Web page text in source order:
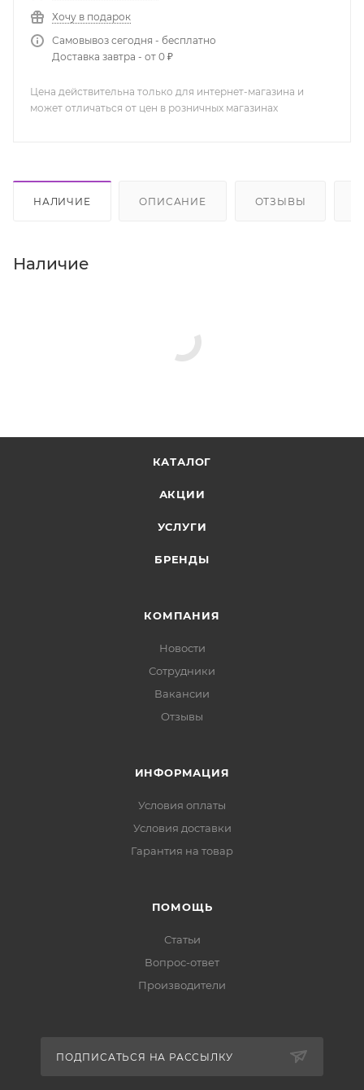
Хочу в подарок
Самовывоз сегодня - бесплатно
Доставка завтра - от 0 ₽
Цена действительна только для интернет-магазина и
может отличаться от цен в розничных магазинах
НАЛИЧИЕ ОПИСАНИЕ ОТЗЫВЫ
Наличие
КАТАЛОГ
АКЦИИ
УСЛУГИ
БРЕНДЫ
КОМПАНИЯ
Новости
Сотрудники
Вакансии
Отзывы
ИНФОРМАЦИЯ
Условия оплаты
Условия доставки
Гарантия на товар
ПОМОЩЬ
Статьи
Вопрос-ответ
Производители
ПОДПИСАТЬСЯ НА РАССЫЛКУ